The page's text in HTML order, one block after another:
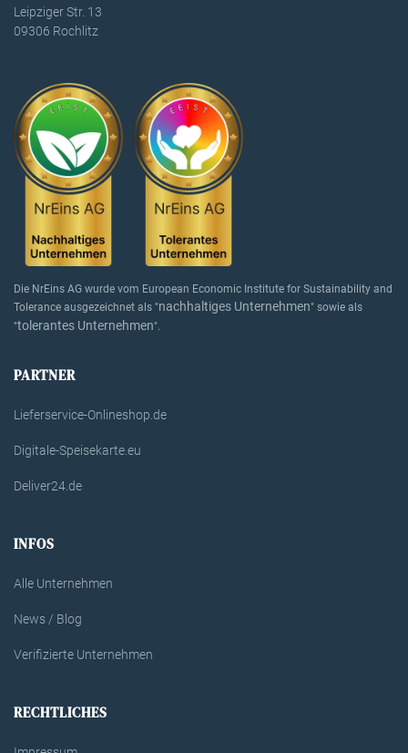
Leipziger Str. 13
09306 Rochlitz
Die NrEins AG wurde vom European Economic Institute for Sustainability and
Tolerance ausgezeichnet als "nachhaltiges Unternehmen" sowie als
"tolerantes Unternehmen".
PARTNER
Lieferservice-Onlineshop.de
Digitale-Speisekarte.eu
Deliver24.de
INFOS
Alle Unternehmen
News / Blog
Verifizierte Unternehmen
RECHTLICHES